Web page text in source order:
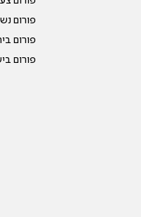
פורום
פורום
פורום